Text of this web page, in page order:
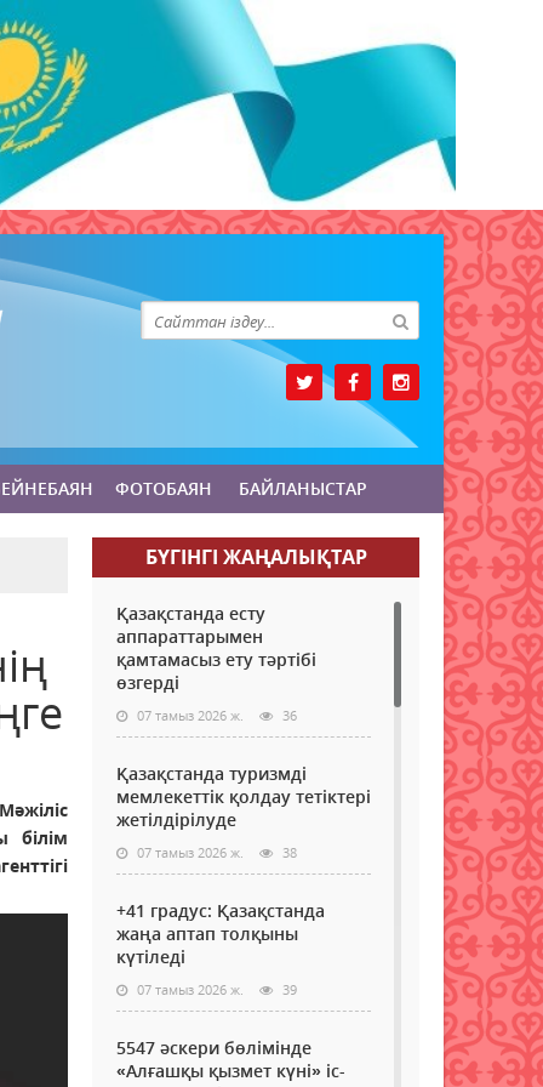
ФОТОБАЯН БАЙЛАНЫСТАР
білім
БҮГІНГI ЖАҢАЛЫҚТАР
Қазақстанда есту
аппараттарымен
қамтамасыз ету тәртібі
өзгерді
07 тамыз 2026 ж. 36
Қазақстанда туризмді
мемлекеттік қолдау тетіктері
жетілдірілуде
07 тамыз 2026 ж. 38
+41 градус: Қазақстанда
жаңа аптап толқыны
күтіледі
07 тамыз 2026 ж. 39
5547 әскери бөлімінде
«Алғашқы қызмет күні» іс-